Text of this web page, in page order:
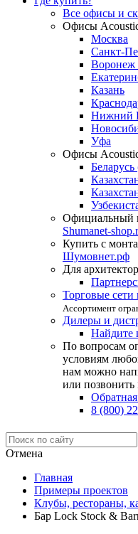
Все офисы и
Офисы
Москва
Санкт-
Воронеж
Казань
Нижний
Уфа
Офисы
Официальный
Shumanet-
Купить с
Шумовнет.рф
Для
Торговые
Ассортимент
Дилеры и
Найдите
По вопросам
условиям
нам можно
или позвонить
Обратная
8 (800)
Отмена
Главная
Примеры проектов
Клубы, рестораны,
Бар Lock Stock &